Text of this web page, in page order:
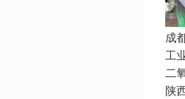
成
工
二
陕